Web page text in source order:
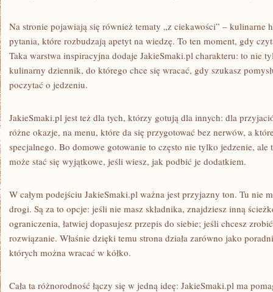
Na stronie pojawiają się również tematy „z ciekawości” – kulinarne
pytania, które rozbudzają apetyt na wiedzę. To ten moment, gdy
Taka warstwa inspiracyjna dodaje JakieSmaki.pl charakteru: to nie
kulinarny dziennik, do którego chce się wracać, gdy szukasz
poczytać o jedzeniu.
JakieSmaki.pl jest też dla tych, którzy gotują dla innych: dla
różne okazje, na menu, które da się przygotować bez nerwów, a
specjalnego. Bo domowe gotowanie to często nie tylko jedzenie, ale
może stać się wyjątkowe, jeśli wiesz, jak podbić je dodatkiem.
W całym podejściu JakieSmaki.pl ważna jest przyjazny ton. Tu nie
drogi. Są za to opcje: jeśli nie masz składnika, znajdziesz inną
ograniczenia, łatwiej dopasujesz przepis do siebie; jeśli chcesz
rozwiązanie. Właśnie dzięki temu strona działa zarówno jako
których można wracać w kółko.
Cała ta różnorodność łączy się w jedną ideę: JakieSmaki.pl ma